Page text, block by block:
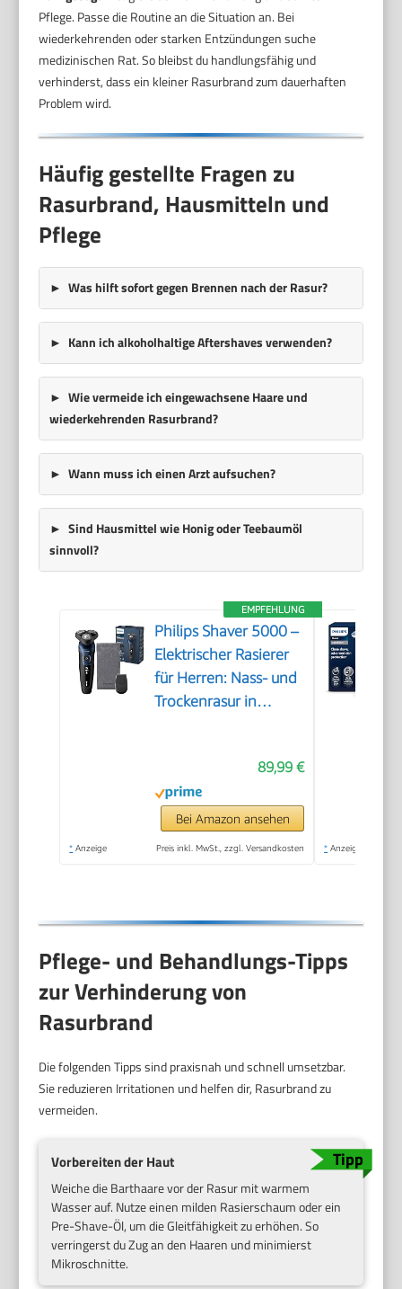
Pflege. Passe die Routine an die Situation an. Bei
wiederkehrenden oder starken Entzündungen suche
medizinischen Rat. So bleibst du handlungsfähig und
verhinderst, dass ein kleiner Rasurbrand zum dauerhaften
Problem wird.
Häufig gestellte Fragen zu
Rasurbrand, Hausmitteln und
Pflege
Was hilft sofort gegen Brennen nach der Rasur?
Kann ich alkoholhaltige Aftershaves verwenden?
Wie vermeide ich eingewachsene Haare und
wiederkehrenden Rasurbrand?
Wann muss ich einen Arzt aufsuchen?
Sind Hausmittel wie Honig oder Teebaumöl
sinnvoll?
EMPFEHLUNG
Philips Shaver 5000 –
Elektrischer Rasierer
für Herren: Nass- und
Trockenrasur in
Transporttasche
(Modell S5465/18)
89,99 €
Bei Amazon ansehen
* Anzeige Preis inkl. MwSt., zzgl. Versandkosten * Anzeige
Pflege- und Behandlungs-Tipps
zur Verhinderung von
Rasurbrand
Die folgenden Tipps sind praxisnah und schnell umsetzbar.
Sie reduzieren Irritationen und helfen dir, Rasurbrand zu
vermeiden.
Vorbereiten der Haut
Weiche die Barthaare vor der Rasur mit warmem
Wasser auf. Nutze einen milden Rasierschaum oder ein
Pre-Shave-Öl, um die Gleitfähigkeit zu erhöhen. So
verringerst du Zug an den Haaren und minimierst
Mikroschnitte.